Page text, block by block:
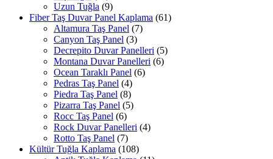
Uzun Tuğla (9)
Fiber Taş Duvar Panel Kaplama (61)
Altamura Taş Panel (7)
Canyon Taş Panel (3)
Decrepito Duvar Panelleri (5)
Montana Duvar Panelleri (6)
Ocean Taraklı Panel (6)
Pedras Taş Panel (4)
Piedra Taş Panel (8)
Pizarra Taş Panel (5)
Rocc Taş Panel (6)
Rock Duvar Panelleri (4)
Rotto Taş Panel (7)
Kültür Tuğla Kaplama (108)